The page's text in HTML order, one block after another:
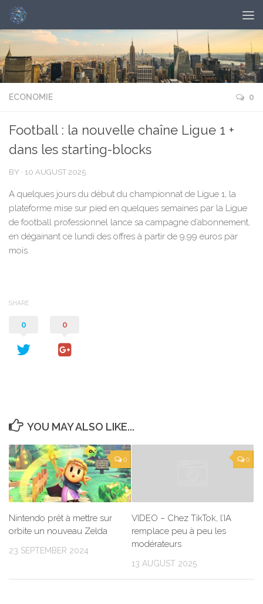
ECONOMIE 0
Football : la nouvelle chaîne Ligue 1 +
dans les starting-blocks
BY · 10 AUGUST 2025
A quelques jours du début du championnat de Ligue 1, la
plateforme mise sur pied en quelques semaines par la Ligue
de football professionnel lance sa campagne d’abonnement,
en dégainant ce lundi des offres à partir de 9,99 euros par
mois.
SHARE
0 0
YOU MAY ALSO LIKE...
0
Nintendo prêt à mettre sur
orbite un nouveau Zelda
23 SEPTEMBER 2024
0
VIDEO – Chez TikTok, l’IA
remplace peu à peu les
modérateurs
13 AUGUST 2025